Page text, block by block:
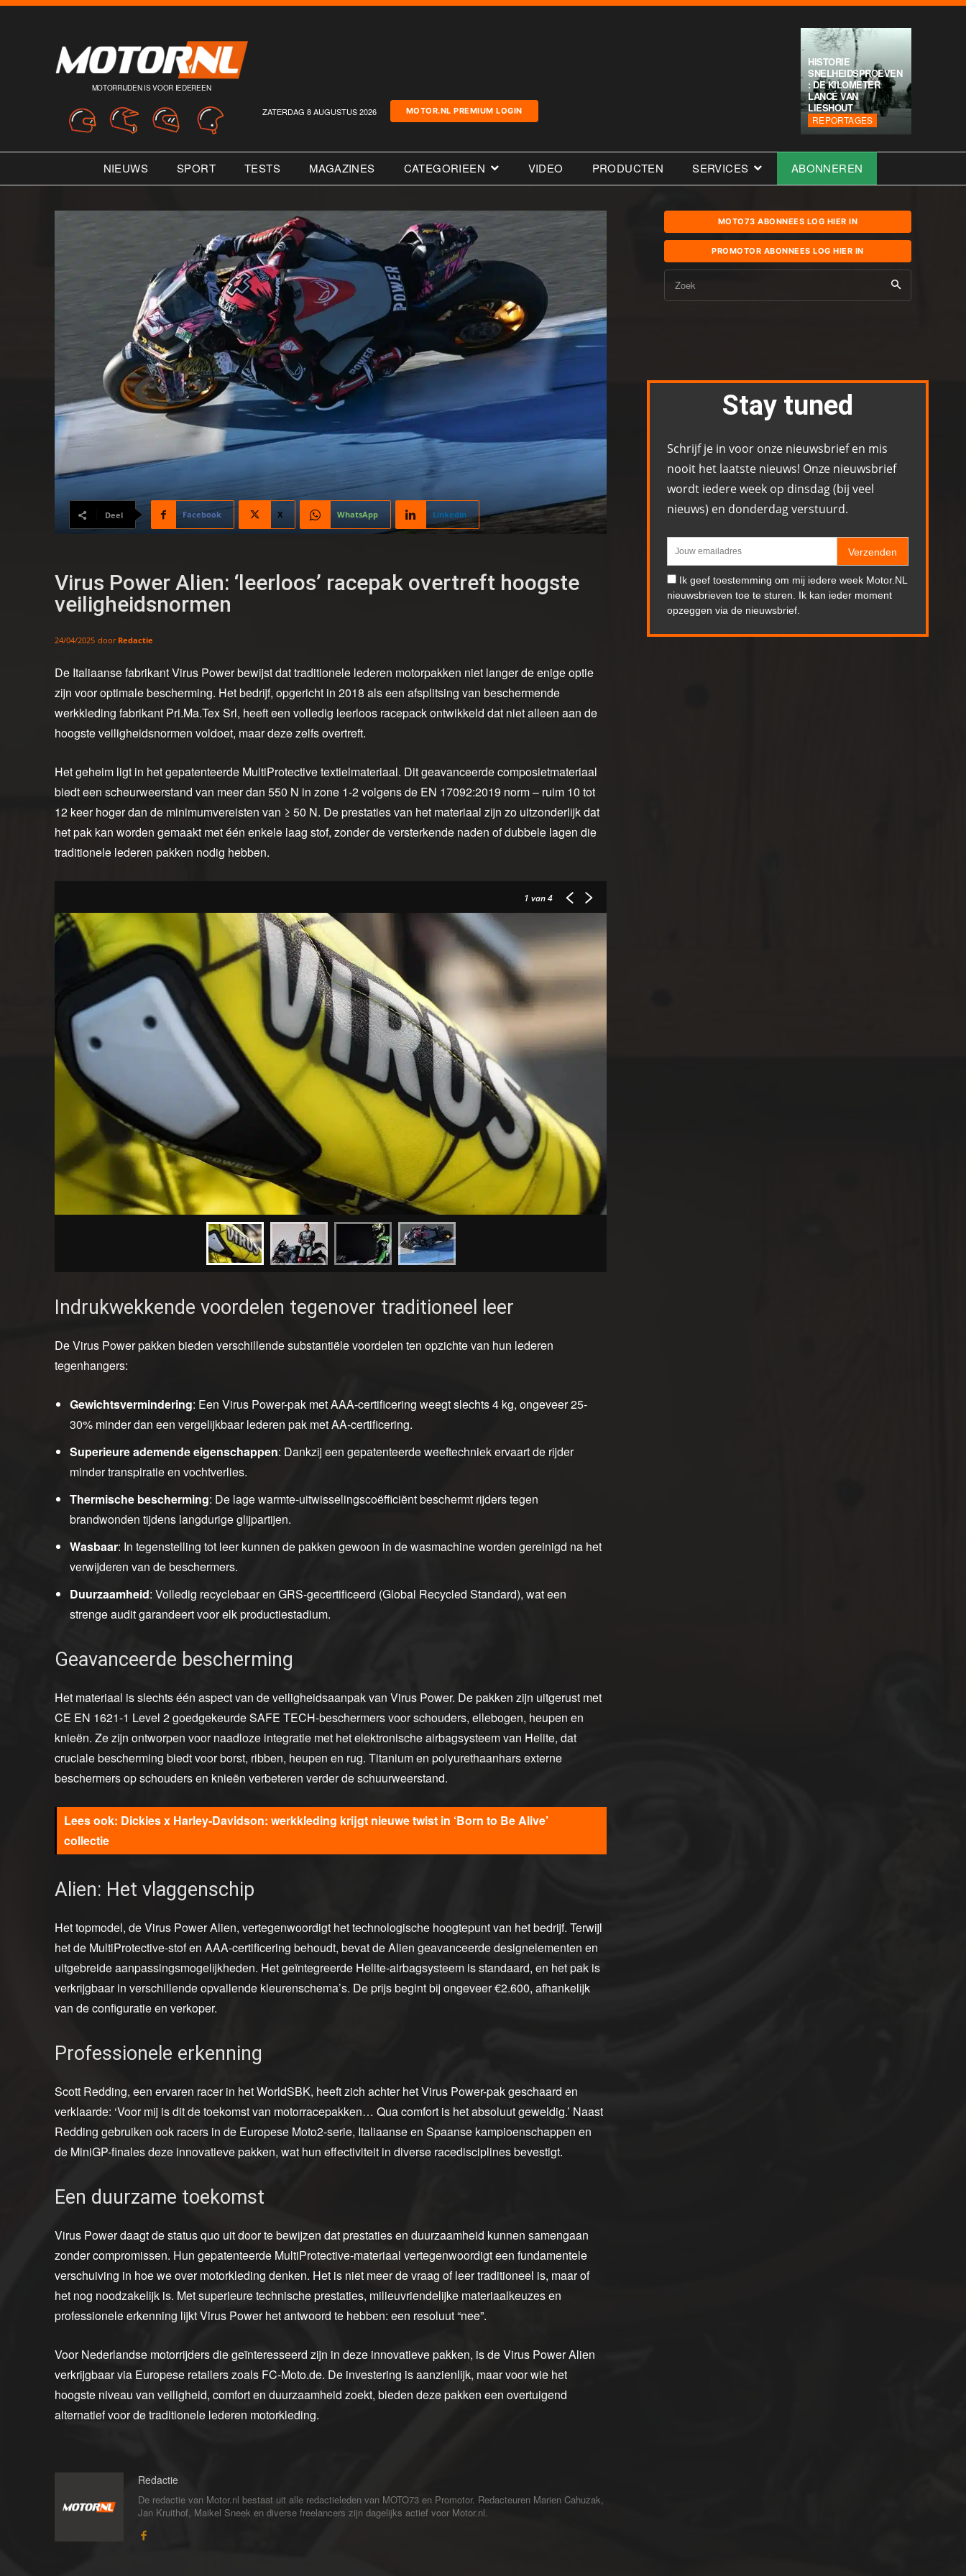
MOTORRIJDEN IS VOOR IEDEREEN
ZATERDAG 8 AUGUSTUS 2026 MOTOR.NL PREMIUM LOGIN
HISTORIE
SNELHEIDSPROEVEN
: DE KILOMETER
LANCÉ VAN
LIESHOUT
REPORTAGES
NIEUWS SPORT TESTS MAGAZINES CATEGORIEEN VIDEO PRODUCTEN SERVICES ABONNEREN
Deel Facebook X WhatsApp Linkedin
Virus Power Alien: ‘leerloos’ racepak overtreft hoogste
veiligheidsnormen
24/04/2025 door Redactie
De Italiaanse fabrikant Virus Power bewijst dat traditionele lederen motorpakken niet langer de enige optie
zijn voor optimale bescherming. Het bedrijf, opgericht in 2018 als een afsplitsing van beschermende
werkkleding fabrikant Pri.Ma.Tex Srl, heeft een volledig leerloos racepack ontwikkeld dat niet alleen aan de
hoogste veiligheidsnormen voldoet, maar deze zelfs overtreft.
Het geheim ligt in het gepatenteerde MultiProtective textielmateriaal. Dit geavanceerde composietmateriaal
biedt een scheurweerstand van meer dan 550 N in zone 1-2 volgens de EN 17092:2019 norm – ruim 10 tot
12 keer hoger dan de minimumvereisten van ≥ 50 N. De prestaties van het materiaal zijn zo uitzonderlijk dat
het pak kan worden gemaakt met één enkele laag stof, zonder de versterkende naden of dubbele lagen die
traditionele lederen pakken nodig hebben.
1 van 4
Indrukwekkende voordelen tegenover traditioneel leer
De Virus Power pakken bieden verschillende substantiële voordelen ten opzichte van hun lederen
tegenhangers:
Gewichtsvermindering: Een Virus Power-pak met AAA-certificering weegt slechts 4 kg, ongeveer 25-
30% minder dan een vergelijkbaar lederen pak met AA-certificering.
Superieure ademende eigenschappen: Dankzij een gepatenteerde weeftechniek ervaart de rijder
minder transpiratie en vochtverlies.
Thermische bescherming: De lage warmte-uitwisselingscoëfficiënt beschermt rijders tegen
brandwonden tijdens langdurige glijpartijen.
Wasbaar: In tegenstelling tot leer kunnen de pakken gewoon in de wasmachine worden gereinigd na het
verwijderen van de beschermers.
Duurzaamheid: Volledig recyclebaar en GRS-gecertificeerd (Global Recycled Standard), wat een
strenge audit garandeert voor elk productiestadium.
Geavanceerde bescherming
Het materiaal is slechts één aspect van de veiligheidsaanpak van Virus Power. De pakken zijn uitgerust met
CE EN 1621-1 Level 2 goedgekeurde SAFE TECH-beschermers voor schouders, ellebogen, heupen en
knieën. Ze zijn ontworpen voor naadloze integratie met het elektronische airbagsysteem van Helite, dat
cruciale bescherming biedt voor borst, ribben, heupen en rug. Titanium en polyurethaanhars externe
beschermers op schouders en knieën verbeteren verder de schuurweerstand.
Dickies x Harley‑Davidson: werkkleding krijgt nieuwe twist in ‘Born to Be Alive’
collectie
Alien: Het vlaggenschip
Het topmodel, de Virus Power Alien, vertegenwoordigt het technologische hoogtepunt van het bedrijf. Terwijl
het de MultiProtective-stof en AAA-certificering behoudt, bevat de Alien geavanceerde designelementen en
uitgebreide aanpassingsmogelijkheden. Het geïntegreerde Helite-airbagsysteem is standaard, en het pak is
verkrijgbaar in verschillende opvallende kleurenschema’s. De prijs begint bij ongeveer €2.600, afhankelijk
van de configuratie en verkoper.
Professionele erkenning
Scott Redding, een ervaren racer in het WorldSBK, heeft zich achter het Virus Power-pak geschaard en
verklaarde: ‘Voor mij is dit de toekomst van motorracepakken… Qua comfort is het absoluut geweldig.’ Naast
Redding gebruiken ook racers in de Europese Moto2-serie, Italiaanse en Spaanse kampioenschappen en
de MiniGP-finales deze innovatieve pakken, wat hun effectiviteit in diverse racedisciplines bevestigt.
Een duurzame toekomst
Virus Power daagt de status quo uit door te bewijzen dat prestaties en duurzaamheid kunnen samengaan
zonder compromissen. Hun gepatenteerde MultiProtective-materiaal vertegenwoordigt een fundamentele
verschuiving in hoe we over motorkleding denken. Het is niet meer de vraag of leer traditioneel is, maar of
het nog noodzakelijk is. Met superieure technische prestaties, milieuvriendelijke materiaalkeuzes en
professionele erkenning lijkt Virus Power het antwoord te hebben: een resoluut “nee”.
Voor Nederlandse motorrijders die geïnteresseerd zijn in deze innovatieve pakken, is de Virus Power Alien
verkrijgbaar via Europese retailers zoals FC-Moto.de. De investering is aanzienlijk, maar voor wie het
hoogste niveau van veiligheid, comfort en duurzaamheid zoekt, bieden deze pakken een overtuigend
alternatief voor de traditionele lederen motorkleding.
Redactie
De redactie van Motor.nl bestaat uit alle redactieleden van MOTO73 en Promotor. Redacteuren Marien Cahuzak,
Jan Kruithof, Maikel Sneek en diverse freelancers zijn dagelijks actief voor Motor.nl.
MOTO73 ABONNEES LOG HIER IN
PROMOTOR ABONNEES LOG HIER IN
Zoek
Stay tuned
Schrijf je in voor onze nieuwsbrief en mis
nooit het laatste nieuws! Onze nieuwsbrief
wordt iedere week op dinsdag (bij veel
nieuws) en donderdag verstuurd.
Verzenden
Ik geef toestemming om mij iedere week Motor.NL
nieuwsbrieven toe te sturen. Ik kan ieder moment
opzeggen via de nieuwsbrief.